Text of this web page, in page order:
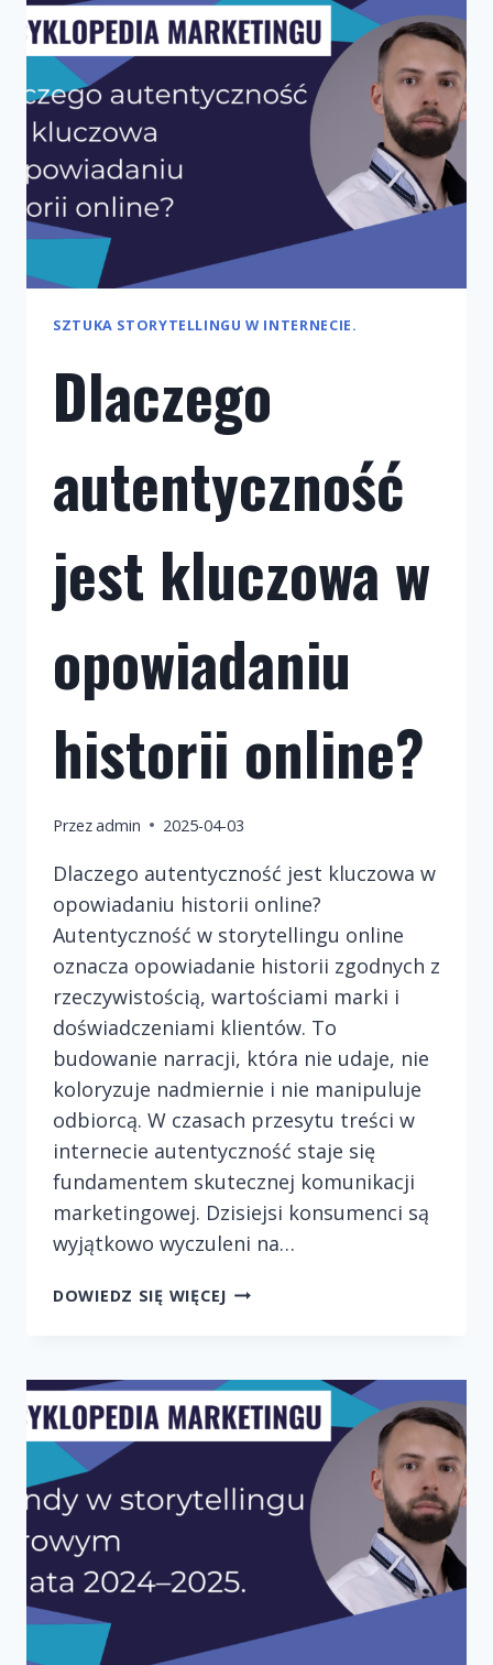
Z
KLIENTAMI
W
ŚWIECIE
CYFROWYM.
SZTUKA STORYTELLINGU W INTERNECIE.
Dlaczego
autentyczność
jest kluczowa w
opowiadaniu
historii online?
Przezadmin 2025-04-03
Dlaczego autentyczność jest kluczowa w
opowiadaniu historii online?
Autentyczność w storytellingu online
oznacza opowiadanie historii zgodnych z
rzeczywistością, wartościami marki i
doświadczeniami klientów. To
budowanie narracji, która nie udaje, nie
koloryzuje nadmiernie i nie manipuluje
odbiorcą. W czasach przesytu treści w
internecie autentyczność staje się
fundamentem skutecznej komunikacji
marketingowej. Dzisiejsi konsumenci są
wyjątkowo wyczuleni na…
DOWIEDZ SIĘ WIĘCEJDLACZEGO
W
OPOWIADANIU
HISTORII